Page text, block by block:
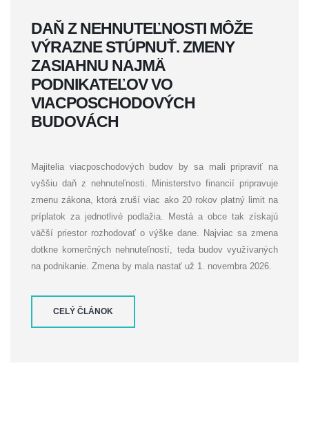
DAŇ Z NEHNUTEĽNOSTI MÔŽE
VÝRAZNE STÚPNUŤ. ZMENY
ZASIAHNU NAJMÄ
PODNIKATEĽOV VO
VIACPOSCHODOVÝCH
BUDOVÁCH
Majitelia viacposchodových budov by sa mali pripraviť na
vyššiu daň z nehnuteľnosti. Ministerstvo financií pripravuje
zmenu zákona, ktorá zruší viac ako 20 rokov platný limit na
príplatok za jednotlivé podlažia. Mestá a obce tak získajú
väčší priestor rozhodovať o výške dane. Najviac sa zmena
dotkne komerčných nehnuteľností, teda budov využívaných
na podnikanie. Zmena by mala nastať už 1. novembra 2026.
CELÝ ČLÁNOK